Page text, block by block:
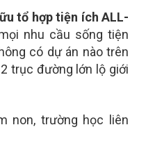
tổ hợp tiện ích ALL-
nhu cầu sống tiện
có dự án nào trên
trục đường lớn lộ giới
non, trường học liên